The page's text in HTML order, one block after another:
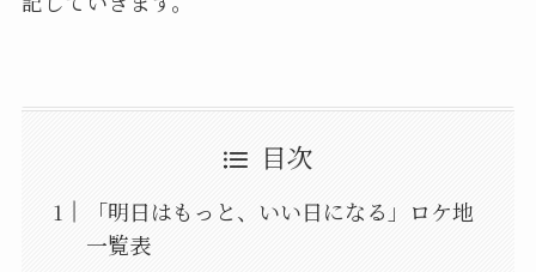
目次
「明日はもっと、いい日になる」ロケ地
一覧表